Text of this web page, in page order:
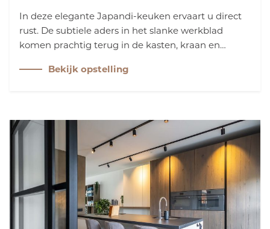
In deze elegante Japandi-keuken ervaart u direct
rust. De subtiele aders in het slanke werkblad
komen prachtig terug in de kasten, kraan en
koffienis vormt dit een harmonieus en inspirerend
Bekijk opstelling